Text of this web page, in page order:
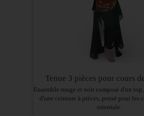
Tenue 3 pièces pour cours
Ensemble rouge et noir composé d'un
d'une ceinture à pièces, pensé pour les
orientale.